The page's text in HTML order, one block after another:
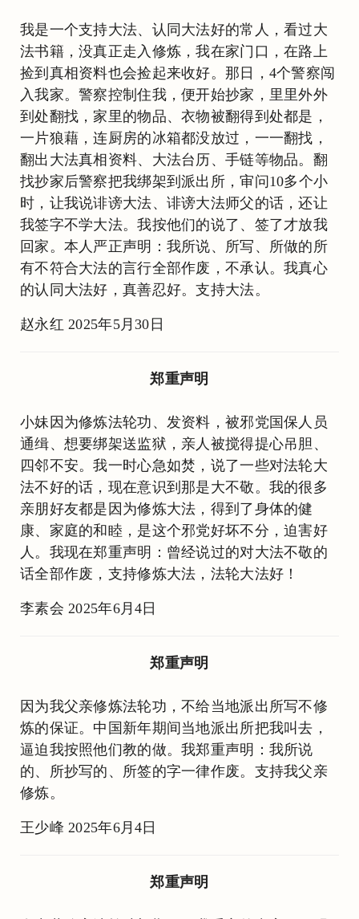
我是一个支持大法、认同大法好的常人，看过大
法书籍，没真正走入修炼，我在家门口，在路上
捡到真相资料也会捡起来收好。那日，4个警察闯
入我家。警察控制住我，便开始抄家，里里外外
到处翻找，家里的物品、衣物被翻得到处都是，
一片狼藉，连厨房的冰箱都没放过，一一翻找，
翻出大法真相资料、大法台历、手链等物品。翻
找抄家后警察把我绑架到派出所，审问10多个小
时，让我说诽谤大法、诽谤大法师父的话，还让
我签字不学大法。我按他们的说了、签了才放我
回家。本人严正声明：我所说、所写、所做的所
有不符合大法的言行全部作废，不承认。我真心
的认同大法好，真善忍好。支持大法。
赵永红 2025年5月30日
郑重声明
小妹因为修炼法轮功、发资料，被邪党国保人员
通缉、想要绑架送监狱，亲人被搅得提心吊胆、
四邻不安。我一时心急如焚，说了一些对法轮大
法不好的话，现在意识到那是大不敬。我的很多
亲朋好友都是因为修炼大法，得到了身体的健
康、家庭的和睦，是这个邪党好坏不分，迫害好
人。我现在郑重声明：曾经说过的对大法不敬的
话全部作废，支持修炼大法，法轮大法好！
李素会 2025年6月4日
郑重声明
因为我父亲修炼法轮功，不给当地派出所写不修
炼的保证。中国新年期间当地派出所把我叫去，
逼迫我按照他们教的做。我郑重声明：我所说
的、所抄写的、所签的字一律作废。支持我父亲
修炼。
王少峰 2025年6月4日
郑重声明